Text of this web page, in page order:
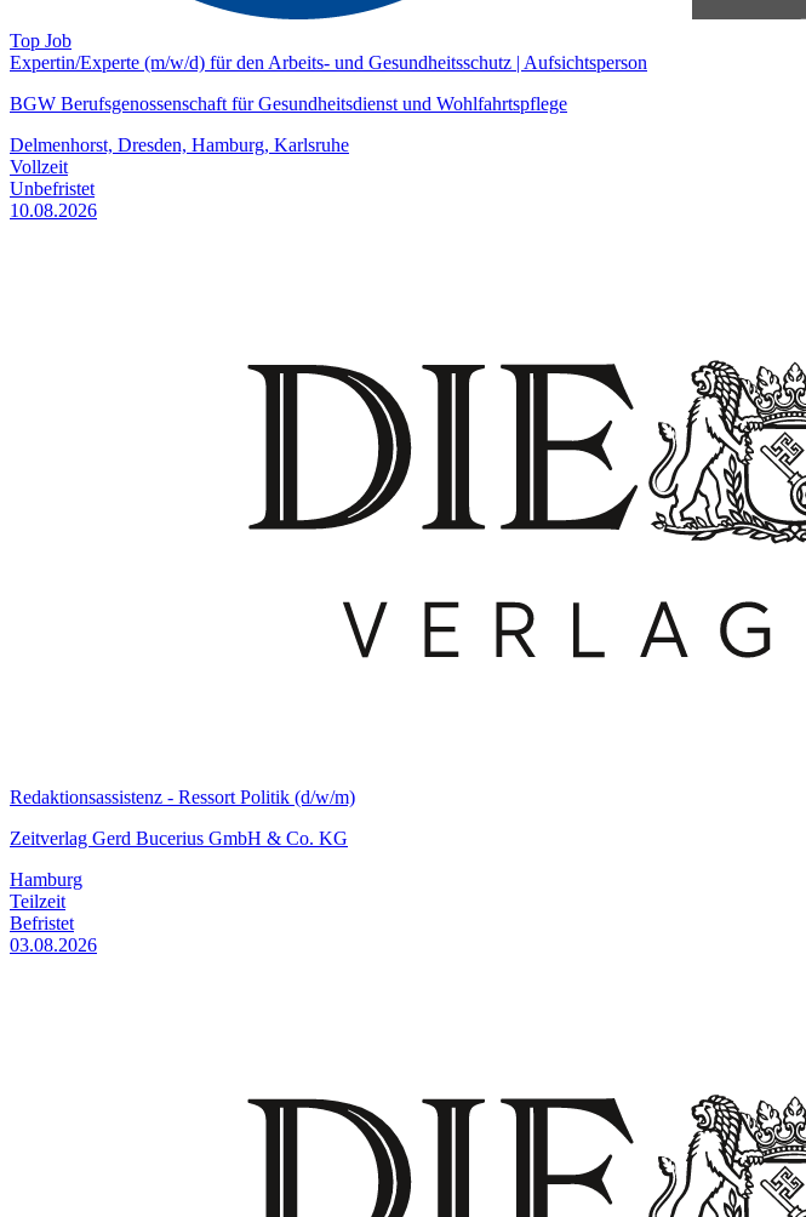
Top Job
Expertin/Experte (m/w/d) für den Arbeits- und Gesundheitsschutz | Aufsichtsperson
BGW Berufsgenossenschaft für Gesundheitsdienst und Wohlfahrtspflege
Delmenhorst, Dresden, Hamburg, Karlsruhe
Vollzeit
Unbefristet
10.08.2026
Redaktionsassistenz - Ressort Politik (d/w/m)
Zeitverlag Gerd Bucerius GmbH & Co. KG
Hamburg
Teilzeit
Befristet
03.08.2026